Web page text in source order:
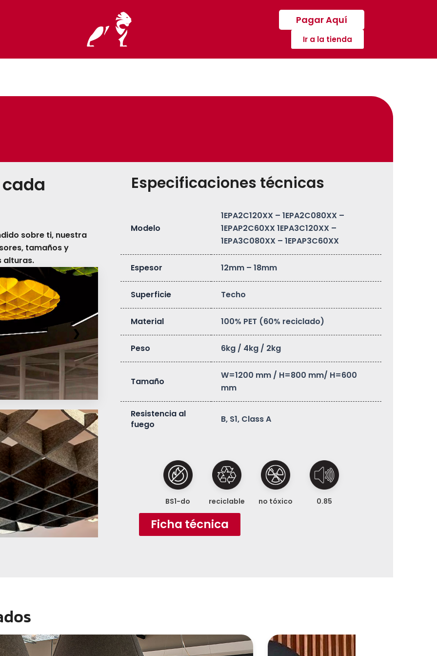
Pagar Aquí
Ir a la tienda
sobre ti, nuestra
tamaños y
alturas.
❯
Especificaciones técnicas
Modelo
1EPA2C120XX – 1EPA2C080XX –
1EPAP2C60XX 1EPA3C120XX –
1EPA3C080XX – 1EPAP3C60XX
Espesor 12mm – 18mm
Superficie Techo
Material 100% PET (60% reciclado)
Peso 6kg / 4kg / 2kg
Tamaño
W=1200 mm / H=800 mm/ H=600
mm
Resistencia al
fuego
B, S1, Class A
BS1-do reciclable no tóxico 0.85
Ficha técnica